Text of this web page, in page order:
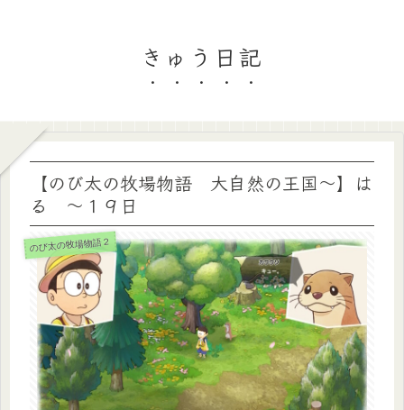
きゅう日記
【のび太の牧場物語 大自然の王国～】は
る ～１９日
のび太の牧場物語２